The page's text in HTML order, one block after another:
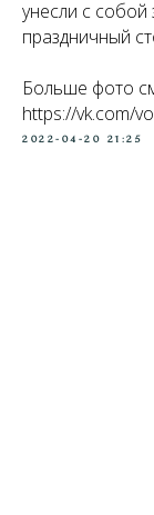
унесли с
праздничный
Больше фото
https://vk.com/
2022-04-20 21:25